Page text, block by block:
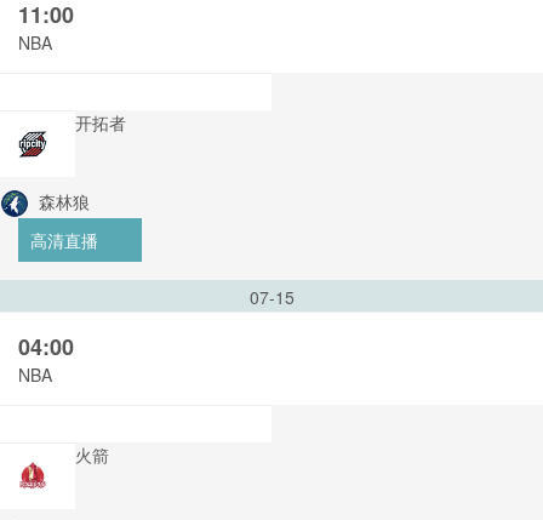
11:00
NBA
开拓者
森林狼
高清直播
07-15
04:00
NBA
火箭